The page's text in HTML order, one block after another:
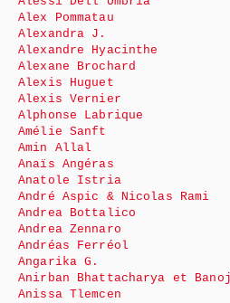
Alex Pommatau
Alexandra J.
Alexandre Hyacinthe
Alexane Brochard
Alexis Huguet
Alexis Vernier
Alphonse Labrique
Amélie Sanft
Amin Allal
Anaïs Angéras
Anatole Istria
André Aspic & Nicolas Rami
Andrea Bottalico
Andrea Zennaro
Andréas Ferréol
Angarika G.
Anirban Bhattacharya et
Anissa Tlemcen